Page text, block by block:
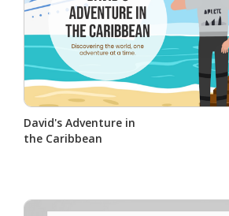
David's Adventure in
the Caribbean